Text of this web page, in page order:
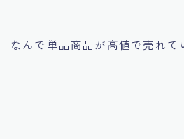
なんで単品商品が高値で売れて